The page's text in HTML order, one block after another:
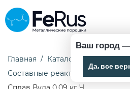
Ваш город —
Да, все
Главная Каталог
Составные реактивы и наборы